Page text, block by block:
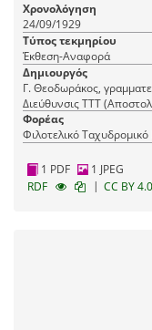
Χρονολόγηση
24/09/1929
Τύπος τεκμηρίου
Έκθεση-Αναφορά
Δημιουργός
Γ. Θεοδωράκος,
Διεύθυνσις ΤΤΤ
Συμβούλιο Επικρατείας,
Φορέας
Φιλοτελικό
1 PDF
1 JPEG
RDF
| CC BY 4.0